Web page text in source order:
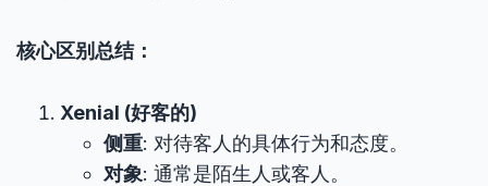
核心区别总结：
Xenial (好客的)
侧重: 对待客人的具体行为和态度。
对象: 通常是陌生人或客人。